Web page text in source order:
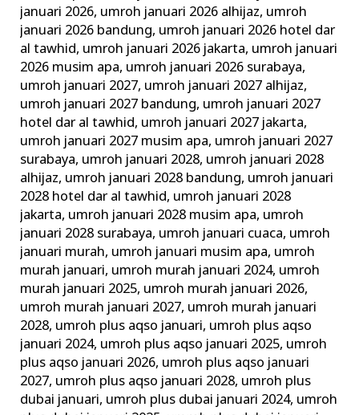
januari 2026, umroh januari 2026 alhijaz, umroh
januari 2026 bandung, umroh januari 2026 hotel dar
al tawhid, umroh januari 2026 jakarta, umroh januari
2026 musim apa, umroh januari 2026 surabaya,
umroh januari 2027, umroh januari 2027 alhijaz,
umroh januari 2027 bandung, umroh januari 2027
hotel dar al tawhid, umroh januari 2027 jakarta,
umroh januari 2027 musim apa, umroh januari 2027
surabaya, umroh januari 2028, umroh januari 2028
alhijaz, umroh januari 2028 bandung, umroh januari
2028 hotel dar al tawhid, umroh januari 2028
jakarta, umroh januari 2028 musim apa, umroh
januari 2028 surabaya, umroh januari cuaca, umroh
januari murah, umroh januari musim apa, umroh
murah januari, umroh murah januari 2024, umroh
murah januari 2025, umroh murah januari 2026,
umroh murah januari 2027, umroh murah januari
2028, umroh plus aqso januari, umroh plus aqso
januari 2024, umroh plus aqso januari 2025, umroh
plus aqso januari 2026, umroh plus aqso januari
2027, umroh plus aqso januari 2028, umroh plus
dubai januari, umroh plus dubai januari 2024, umroh